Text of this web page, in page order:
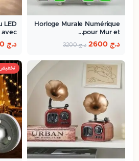
Horloge Murale Numérique
pour Mur et…
د.ج د.ج3200
LED
د.ج